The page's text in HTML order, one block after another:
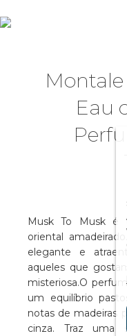
Eau
Musk To Musk é
oriental
elegante e
aqueles que
misteriosa.O
um equilíbrio
notas de madeiras
cinza. Traz uma